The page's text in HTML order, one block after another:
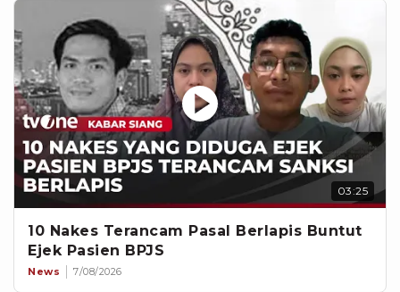
03:25
10 Nakes Terancam Pasal Berlapis Buntut
Ejek Pasien BPJS
News 7/08/2026